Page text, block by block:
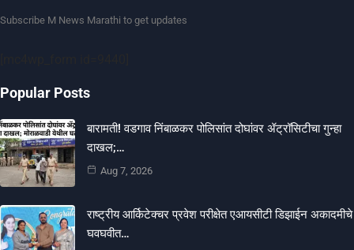
Subscribe M News Marathi to get updates
Popular Posts
बारामती! वडगाव निंबाळकर पोलिसांत दोघांवर ॲट्रॉसिटीचा गुन्हा
दाखल;…
Aug 7, 2026
राष्ट्रीय आर्किटेक्चर प्रवेश परीक्षेत एआयसीटी डिझाईन अकादमीचे
घवघवीत…